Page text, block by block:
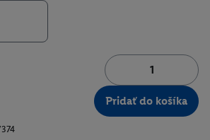
Pridať do košíka